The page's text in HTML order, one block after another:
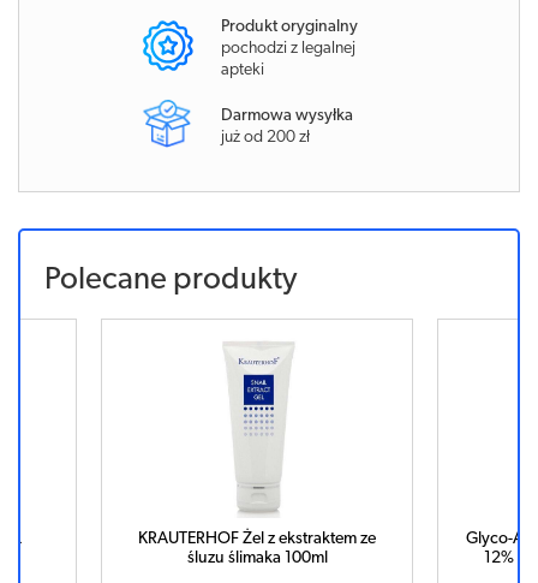
Produkt oryginalny
pochodzi z legalnej
apteki
Darmowa wysyłka
już od 200 zł
Polecane produkty
KRAUTERHOF Żel z ekstraktem ze
śluzu ślimaka 100ml
Glyco-A
12%